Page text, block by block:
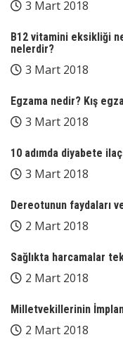
3 Mart 2018
B12 vitamini eksikliği
nelerdir?
3 Mart 2018
Egzama nedir? Kış
3 Mart 2018
10 adımda diyabete
3 Mart 2018
Dereotunun faydaları
2 Mart 2018
Sağlıkta harcamalar
2 Mart 2018
Milletvekillerinin
2 Mart 2018